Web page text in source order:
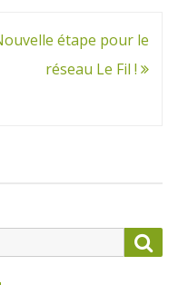
étape pour le
réseau Le Fil !